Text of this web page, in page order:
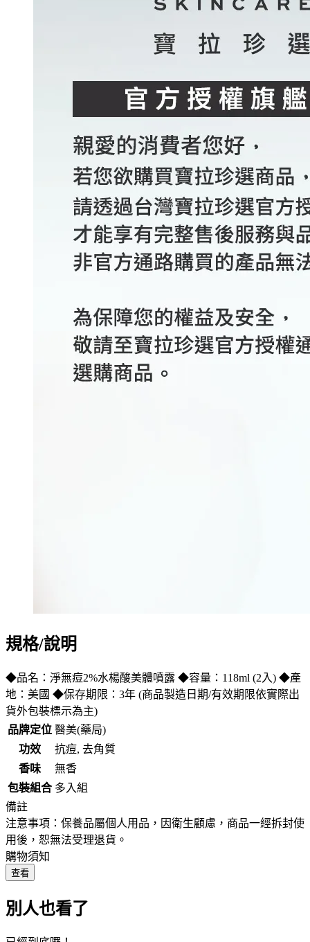
規格/說明
◆品名：淨無痘2%水楊酸美體噴露 ◆容量：118ml (2入) ◆產
地：美國 ◆保存期限：3年 (商品製造日期/有效期限依實際出
貨外包裝標示為主)
品牌定位 醫美(藥局)
功效
抗痘, 去角質
香味
無香
包裝組合 多入組
備註
注意事項：保養品屬個人用品，因衛生顧慮，商品一經拆封使
用後，恕無法受理退貨。
購物須知
查看
別人也看了